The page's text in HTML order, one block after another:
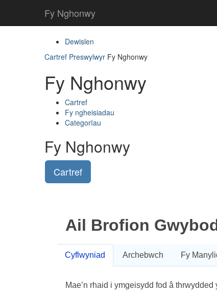
Fy Nghonwy
Dewislen
Cartref Preswylwyr Fy Nghonwy
Fy Nghonwy
Cartref
Fy ngheisiadau
Categorïau
Fy Nghonwy
Cartref